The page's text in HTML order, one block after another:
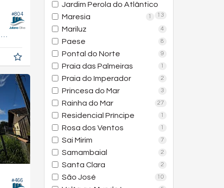
Jardim Perola do Atlântico
13
Maresia 1
Mariluz 4
Paese 8
Pontal do Norte 9
Praia das Palmeiras 1
Praia do Imperador 2
Princesa do Mar 3
Rainha do Mar 27
Residencial Príncipe 1
Rosa dos Ventos 1
Sai Mirim 7
Samambaial 2
Santa Clara 2
São José 10
#804
53,
#466